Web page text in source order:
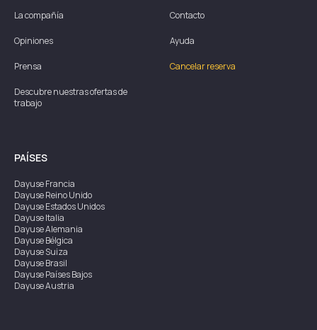
La compañía
Opiniones
Prensa
Descubre nuestras ofertas de
trabajo
Contacto
Ayuda
Cancelar reserva
PAÍSES
DayuseFrancia
DayuseReino Unido
DayuseEstados Unidos
DayuseItalia
DayuseAlemania
DayuseBélgica
DayuseSuiza
DayuseBrasil
DayusePaíses Bajos
DayuseAustria